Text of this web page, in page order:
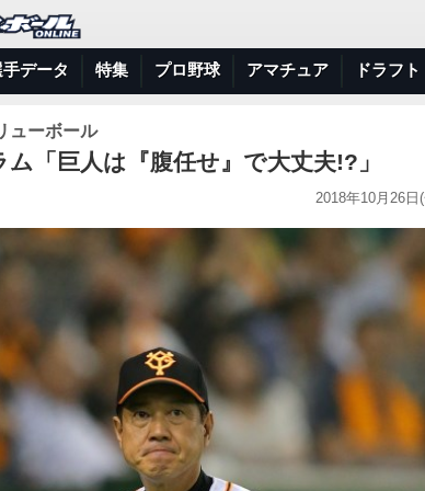
データ 特集 プロ野球 アマチュア ドラフト
ューボール
ム「巨人は『腹任せ』で大丈夫!?」
2018年10月26日